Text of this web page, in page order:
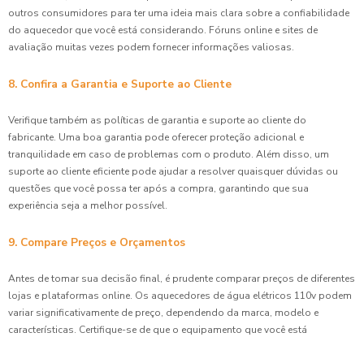
outros consumidores para ter uma ideia mais clara sobre a confiabilidade
do aquecedor que você está considerando. Fóruns online e sites de
avaliação muitas vezes podem fornecer informações valiosas.
8. Confira a Garantia e Suporte ao Cliente
Verifique também as políticas de garantia e suporte ao cliente do
fabricante. Uma boa garantia pode oferecer proteção adicional e
tranquilidade em caso de problemas com o produto. Além disso, um
suporte ao cliente eficiente pode ajudar a resolver quaisquer dúvidas ou
questões que você possa ter após a compra, garantindo que sua
experiência seja a melhor possível.
9. Compare Preços e Orçamentos
Antes de tomar sua decisão final, é prudente comparar preços de diferentes
lojas e plataformas online. Os aquecedores de água elétricos 110v podem
variar significativamente de preço, dependendo da marca, modelo e
características. Certifique-se de que o equipamento que você está